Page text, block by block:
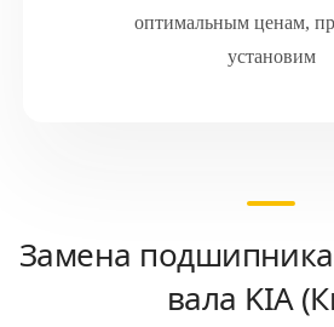
оптимальным ценам,
установим
Замена
вала KIA